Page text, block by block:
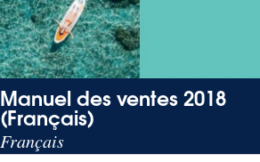
Manuel des ventes 2018
(Français)
Français